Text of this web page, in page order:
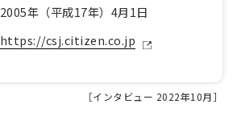
2005年（平成17年）4月1日
https://csj.citizen.co.jp
［インタビュー 2022年10月］